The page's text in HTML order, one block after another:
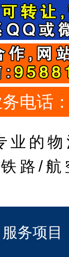
电话
业的
铁路/航
服务项目